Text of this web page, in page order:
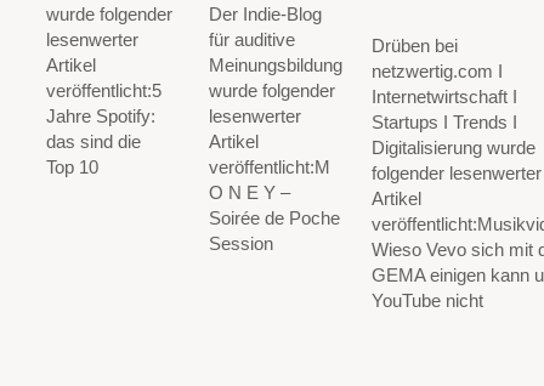
wurde folgender
lesenwerter
Artikel
veröffentlicht:5
Jahre Spotify:
das sind die
Top 10
Der Indie-Blog
für auditive
Meinungsbildung
wurde folgender
lesenwerter
Artikel
veröffentlicht:M
O N E Y –
Soirée de Poche
Session
Drüben bei
netzwertig.com I
Internetwirtschaft I
Startups I Trends I
Digitalisierung wurde
folgender lesenwerter
Artikel
Wieso Vevo sich mit
GEMA einigen kann
YouTube nicht